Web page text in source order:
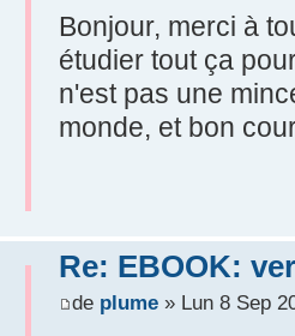
Bonjour, merci à
étudier tout ça
n'est pas une
monde, et bon
Re: EBOOK:
de plume» Lun 8 Sep